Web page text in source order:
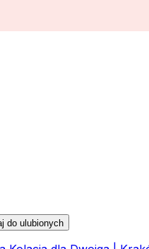
do ulubionych